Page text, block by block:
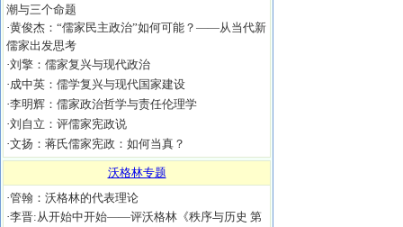
潮与三个命题
·黄俊杰：“儒家民主政治”如何可能？——从当代新
儒家出发思考
·刘擎：儒家复兴与现代政治
·成中英：儒学复兴与现代国家建设
·李明辉：儒家政治哲学与责任伦理学
·刘自立：评儒家宪政说
·文扬：蒋氏儒家宪政：如何当真？
沃格林专题
·管翰：沃格林的代表理论
·李晋:从开始中开始——评沃格林《秩序与历史 第